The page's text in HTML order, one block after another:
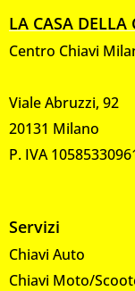
LA CASA DELLA
Centro Chiavi
Viale Abruzzi, 92
20131 Milano
P. IVA
Servizi
Chiavi Auto
Chiavi Moto/